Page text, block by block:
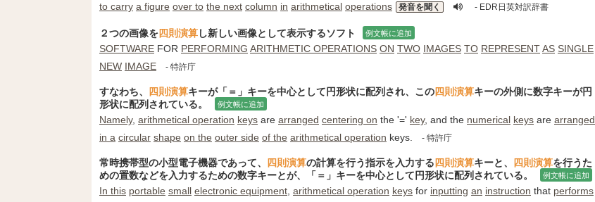
to carry a figure over to the next column in arithmetical operations 発音を聞く - EDR日英対訳辞書
２つの画像を四則演算し新しい画像として表示するソフト 例文帳に追加
SOFTWARE FOR PERFORMING ARITHMETIC OPERATIONS ON TWO IMAGES TO REPRESENTAS SINGLE
NEW IMAGE - 特許庁
すなわち、 四則演算キーが「＝」キーを中心として円形状に配列され、この四則演算キーの外側に数字キーが円
形状に配列されている。
例文帳に追加
Namely, arithmetical operation keys are arranged centering on the '=' key, and the numerical keys are arranged
in a circular shape on the outer side of the arithmetical operation keys. - 特許庁
常時携帯型の小型電子機器であって、 四則演算の計算を行う指示を入力する四則演算キーと、 四則演算を行うた
めの置数などを入力するための数字キーとが、「＝」キーを中心として円形状に配列されている。
例文帳に追加
In this portable small electronic equipment arithmetical operation keys for inputting an instruction that performs